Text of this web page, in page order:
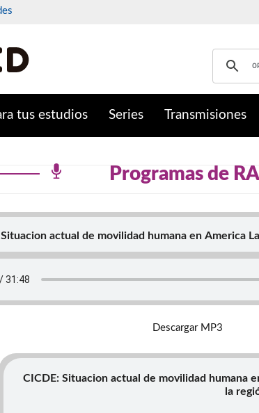
tus estudios Series Transmisiones
Programas de
actual de movilidad humana en America
prioritarios para la región
Descargar MP3
CICDE: Situacion actual de movilidad humana
la